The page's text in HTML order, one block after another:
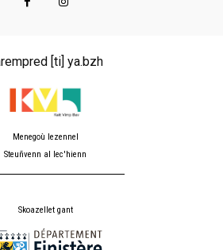
[ti] ya.bzh
Menegoù lezennel
Steuñvenn al lec'hienn
Skoazellet gant